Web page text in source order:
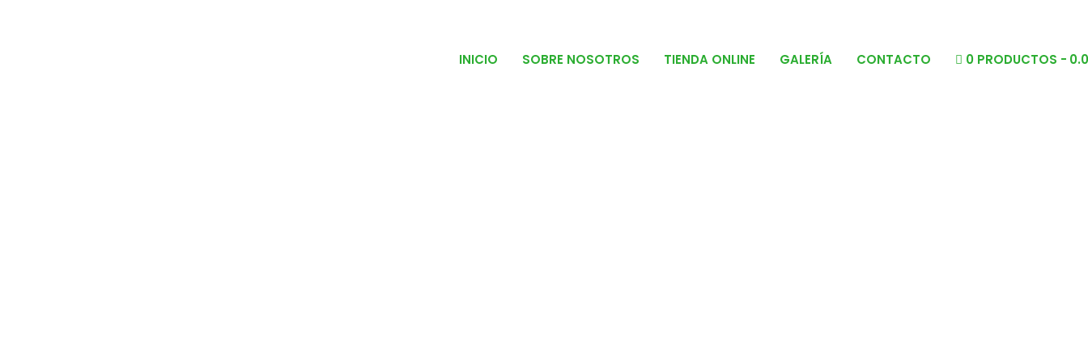
INICIO SOBRE NOSOTROS TIENDA ONLINE GALERÍA CONTACTO 0 PRODUCTOS